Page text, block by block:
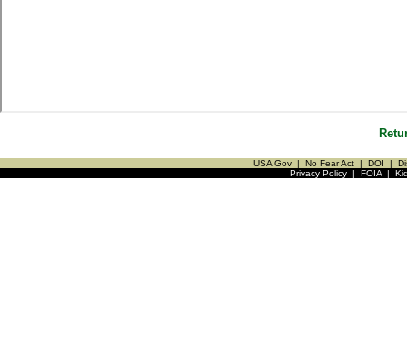
USA Gov | No Fear Act | DOI |
Privacy Policy| FOIA|